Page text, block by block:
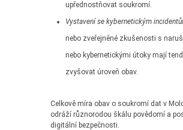
upřednostňovat soukromí.
Vystavení se kybernetickým
nebo zveřejněné zkušenosti s
nebo kybernetickými útoky mají
zvyšovat úroveň obav.
Celkově míra obav o soukromí dat v
odráží různorodou škálu povědomí a
digitální bezpečnosti.